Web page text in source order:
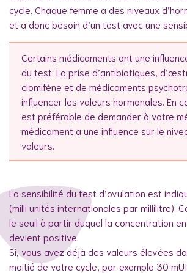
cycle. Chaque femme a des niveaux
et a donc besoin d’un test avec une
Certains médicaments ont une
du test. La prise d’antibiotiques,
clomifène et de médicaments
influencer les valeurs hormonales. En
est préférable de demander à votre
médicament a une influence sur le
valeurs.
La sensibilité du test d’ovulation est
(milli unités internationales par millilitre).
le seuil à partir duquel la concentration en
devient positive.
Si, vous avez déjà des valeurs élevées
moitié de votre cycle, par exemple 30